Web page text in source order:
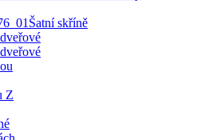
Šatní skříně
Z